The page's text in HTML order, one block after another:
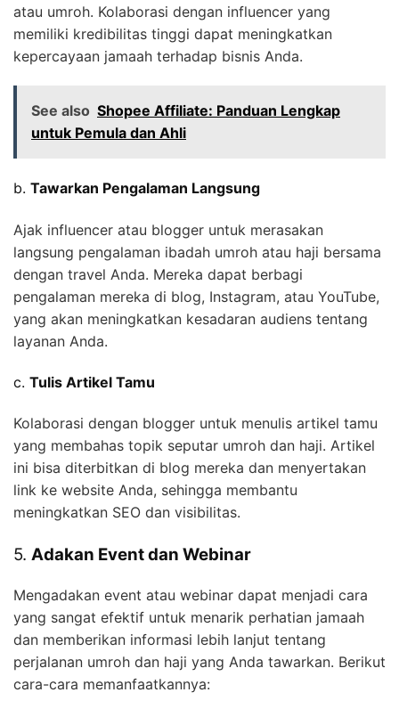
atau umroh. Kolaborasi dengan influencer yang
memiliki kredibilitas tinggi dapat meningkatkan
kepercayaan jamaah terhadap bisnis Anda.
See also Shopee Affiliate: Panduan Lengkap
untuk Pemula dan Ahli
b. Tawarkan Pengalaman Langsung
Ajak influencer atau blogger untuk merasakan
langsung pengalaman ibadah umroh atau haji bersama
dengan travel Anda. Mereka dapat berbagi
pengalaman mereka di blog, Instagram, atau YouTube,
yang akan meningkatkan kesadaran audiens tentang
layanan Anda.
c. Tulis Artikel Tamu
Kolaborasi dengan blogger untuk menulis artikel tamu
yang membahas topik seputar umroh dan haji. Artikel
ini bisa diterbitkan di blog mereka dan menyertakan
link ke website Anda, sehingga membantu
meningkatkan SEO dan visibilitas.
5. Adakan Event dan Webinar
Mengadakan event atau webinar dapat menjadi cara
yang sangat efektif untuk menarik perhatian jamaah
dan memberikan informasi lebih lanjut tentang
perjalanan umroh dan haji yang Anda tawarkan. Berikut
cara-cara memanfaatkannya: